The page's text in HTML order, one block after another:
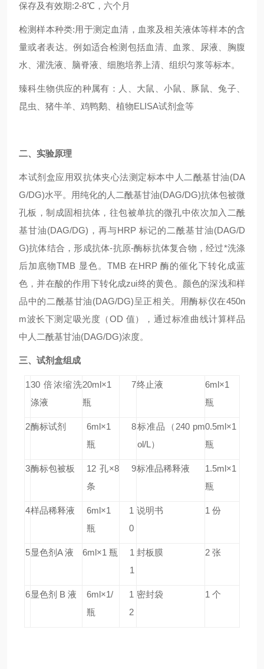
保存及有效期:2-8℃，六个月
检测样本种类:用于测定血清，血浆及相关液体等样本的含
量或者表达。例如适合检测包括血清、血浆、尿液、胸腹
水、灌洗液、脑脊液、细胞培养上清、组织匀浆等标本。
臻科生物供应的种属有：人、大鼠、小鼠、豚鼠、兔子、
昆虫、猪牛羊、鸡鸭鹅、植物ELISA试剂盒等
二、实验原理
本试剂盒应用双抗体夹心法测定标本中人二酰基甘油(DA
G/DG)水平。用纯化的人二酰基甘油(DAG/DG)抗体包被微
孔板，制成固相抗体，往包被单抗的微孔中依次加入二酰
基甘油(DAG/DG)，再与HRP 标记的二酰基甘油(DAG/D
G)抗体结合，形成抗体-抗原-酶标抗体复合物，经过*洗涤
后加底物TMB 显色。TMB 在HRP 酶的催化下转化成蓝
色，并在酸的作用下转化成zui终的黄色。颜色的深浅和样
品中的二酰基甘油(DAG/DG)呈正相关。用酶标仪在450n
m波长下测定吸光度（OD 值），通过标准曲线计算样品
中人二酰基甘油(DAG/DG)浓度。
三、试剂盒组成
130 倍浓缩洗
涤液
20ml×1
瓶
7终止液
6ml×1
瓶
2酶标试剂
6ml×1
瓶
8标准品
（240 pm
ol/L）
0.5ml×1
瓶
3酶标包被板
12 孔×8
条
9标准品稀释液
1.5ml×1
瓶
4样品稀释液
6ml×1
瓶
1
0
说明书 1 份
5显色剂A 液 6ml×1 瓶
1
1
封板膜 2 张
6显色剂 B 液
6ml×1/
瓶
1
2
密封袋 1 个